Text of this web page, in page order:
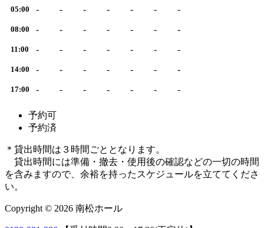
05:00 - - - - - - -
08:00 - - - - - - -
11:00 - - - - - - -
14:00 - - - - - - -
17:00 - - - - - - -
予約可
予約済
＊貸出時間は３時間ごととなります。
貸出時間には準備・撤去・使用後の確認などの一切の時間
を含みますので、余裕を持ったスケジュールを立ててくださ
い。
Copyright © 2026 南松ホール